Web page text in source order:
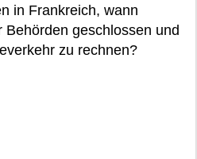
in Frankreich, wann
Behörden geschlossen und
zu rechnen?